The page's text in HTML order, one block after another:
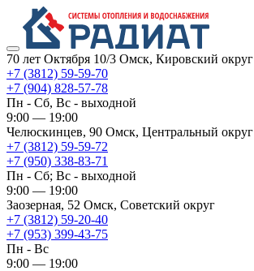
70 лет Октября 10/3 Омск, Кировский округ
+7 (3812) 59-59-70
+7 (904) 828-57-78
Пн - Сб, Вс - выходной
9:00 — 19:00
Челюскинцев, 90 Омск, ​Центральный округ
+7 (3812) 59-59-72
+7 (950) 338-83-71
Пн - Сб; Вс - выходной
9:00 — 19:00
Заозерная, 52 Омск, ​Советский округ
+7 (3812) 59-20-40
+7 (953) 399-43-75
Пн - Вс
9:00 — 19:00